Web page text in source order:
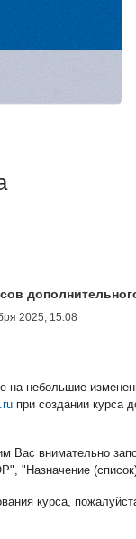
2025, 15:08
небольшие
.ru при создании курса
Вас внимательно
"Назначение
курса,